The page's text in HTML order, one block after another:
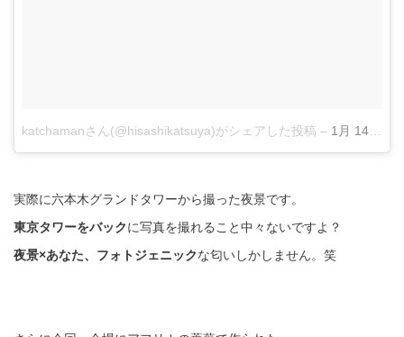
katchamanさん(@hisashikatsuya)がシェアした投稿 – 1月 14, 2018 at 7:06午後 PST
実際に六本木グランドタワーから撮った夜景です。
東京タワーをバックに写真を撮れること中々ないですよ？
夜景×あなた、フォトジェニックな匂いしかしません。笑